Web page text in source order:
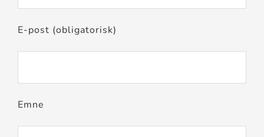
E-post (obligatorisk)
Emne